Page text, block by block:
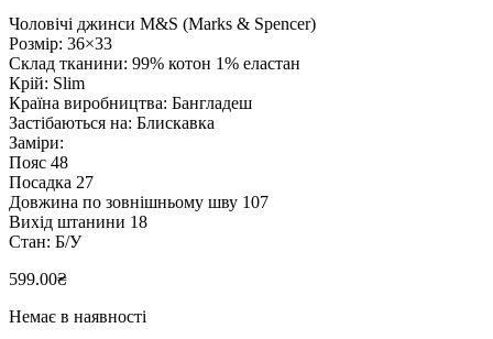
Чоловічі джинси M&S (Marks & Spencer)
Розмір: 36×33
Склад тканини: 99% котон 1% еластан
Крій: Slim
Країна виробництва: Бангладеш
Застібаються на: Блискавка
Заміри:
Пояс 48
Посадка 27
Довжина по зовнішньому шву 107
Вихід штанини 18
Стан: Б/У
599.00₴
Немає в наявності